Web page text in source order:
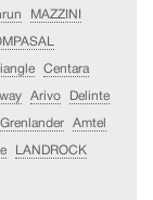
MAZZINI
Centara
Arivo Delinte
Grenlander Amtel
LANDROCK